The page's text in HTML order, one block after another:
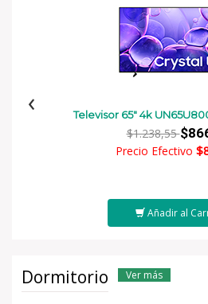
Televisor 65" 4k
$1.238,55
Precio Efectivo
Añadir al
‹
Dormitorio Ver más